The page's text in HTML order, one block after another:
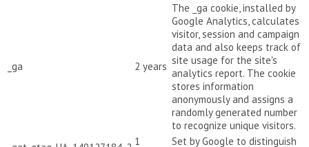
_ga 2 years
The _ga cookie, installed by
Google Analytics, calculates
visitor, session and campaign
data and also keeps track of
site usage for the site's
analytics report. The cookie
stores information
anonymously and assigns a
randomly generated number
to recognize unique visitors.
1 Set by Google to distinguish